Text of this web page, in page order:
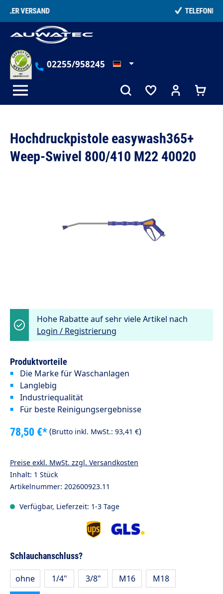
springen
02255/958245
Hochdruckpistole easywash365+
Weep-Swivel 800/410 M22 40020
Hohe Rabatte auf sehr viele Artikel nach
Login / Registrierung
Produktvorteile
Die Marke für Waschanlagen
Langlebig
Industriequalität
Für beste Reinigungsergebnisse
78,50 €*(Brutto inkl. MwSt.: 93,41 €)
Preise exkl. MwSt. zzgl. Versandkosten
Inhalt: 1 Stück
Artikelnummer: 202600923.11
Verfügbar, Lieferzeit: 1-3 Tage
Schlauchanschluss?auswählen
ohne 1/4" 3/8" M16
M18